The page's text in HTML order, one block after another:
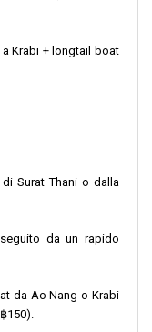
Krabi + longtail boat
Surat Thani o dalla
da un rapido
da Ao Nang o Krabi
150).